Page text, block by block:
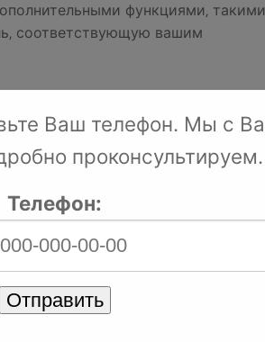
функциями‚
соответствующую вашим
ее эффективную работу‚
каждые 1-2 недели‚ чтобы
помещении.
при слишком больших перепадах
электроэнергии и снижению
Ваш телефон. Мы с
проконсультируем.
Телефон:
Отправить